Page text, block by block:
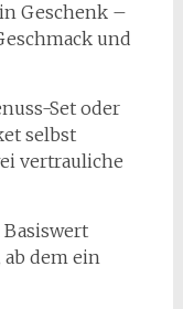
Geschenk –
und
Set oder
selbst
vertrauliche
dem ein